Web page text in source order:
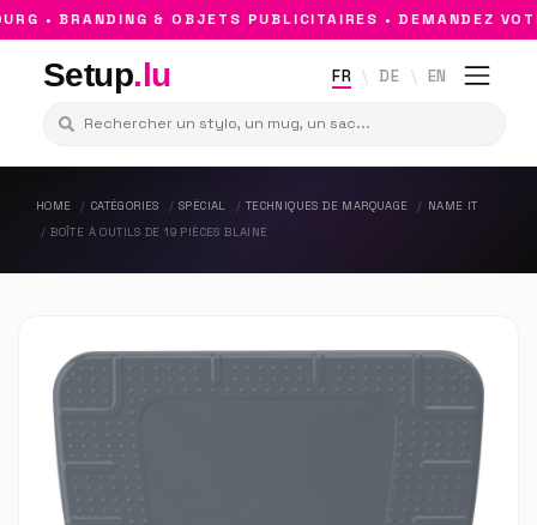
• BRANDING & OBJETS PUBLICITAIRES • DEMANDEZ
Setup.lu FR DE EN
HOME CATÉGORIES SPÉCIAL TECHNIQUES DE MARQUAGE
NAME IT
BOÎTE À OUTILS DE 19 PIÈCES BLAINE